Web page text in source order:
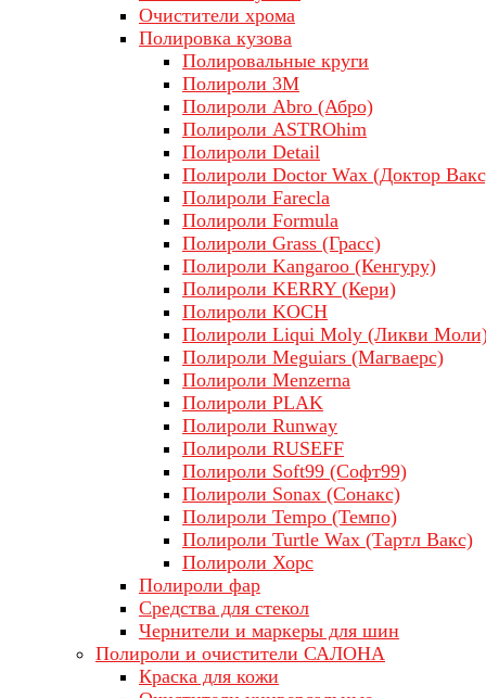
Очистители хрома
Полировка кузова
Полировальные круги
Полироли 3М
Полироли Abro (Абро)
Полироли ASTROhim
Полироли Detail
Полироли Doctor Wax (Доктор
Полироли Farecla
Полироли Formula
Полироли Grass (Грасс)
Полироли Kangaroo (Кенгуру)
Полироли KERRY (Кери)
Полироли KOCH
Полироли Liqui Moly (Ликви
Полироли Meguiars (Магваерс)
Полироли Menzerna
Полироли PLAK
Полироли Runway
Полироли RUSEFF
Полироли Soft99 (Софт99)
Полироли Sonax (Сонакс)
Полироли Tempo (Темпо)
Полироли Turtle Wax (Тартл Вакс)
Полироли Хорс
Полироли фар
Средства для стекол
Чернители и маркеры для шин
Полироли и очистители САЛОНА
Краска для кожи